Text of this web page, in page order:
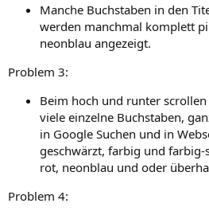
Manche Buchstaben in den
werden manchmal komplett
neonblau angezeigt.
Problem 3:
Beim hoch und runter
viele einzelne Buchstaben,
in Google Suchen und in
geschwärzt, farbig und
rot, neonblau und oder
Problem 4: